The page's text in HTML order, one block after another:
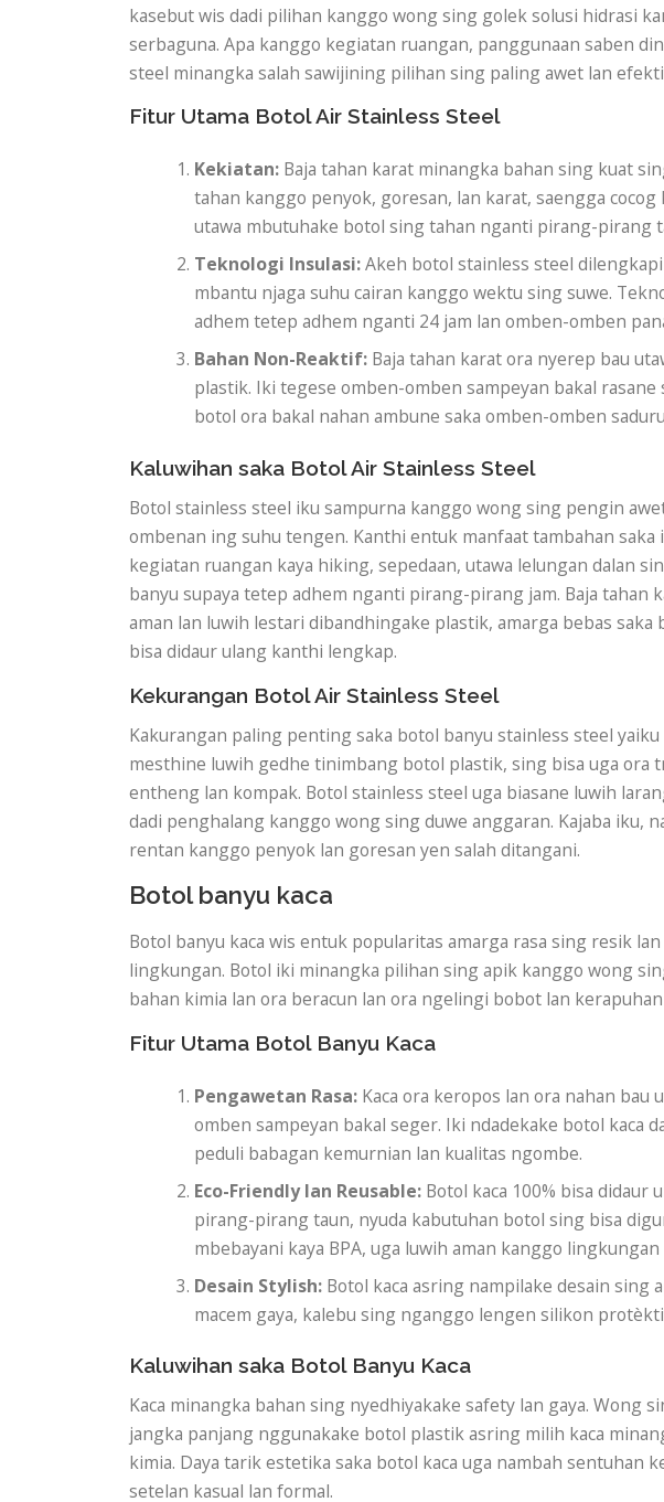
kasebut wis dadi pilihan kanggo wong sing golek solusi hidrasi
serbaguna. Apa kanggo kegiatan ruangan, panggunaan saben
steel minangka salah sawijining pilihan sing paling awet lan
Fitur Utama Botol Air Stainless Steel
Kekiatan: Baja tahan karat minangka bahan sing kuat
tahan kanggo penyok, goresan, lan karat, saengga
utawa mbutuhake botol sing tahan nganti pirang-pirang
Teknologi Insulasi:Akeh botol stainless steel
mbantu njaga suhu cairan kanggo wektu sing suwe.
adhem tetep adhem nganti 24 jam lan omben-omben
Bahan Non-Reaktif: Baja tahan karat ora nyerep bau
plastik. Iki tegese omben-omben sampeyan bakal
botol ora bakal nahan ambune saka omben-omben
Kaluwihan saka Botol Air Stainless Steel
Botol stainless steel iku sampurna kanggo wong sing pengin
ombenan ing suhu tengen. Kanthi entuk manfaat tambahan
kegiatan ruangan kaya hiking, sepedaan, utawa lelungan dalan
banyu supaya tetep adhem nganti pirang-pirang jam. Baja tahan
aman lan luwih lestari dibandhingake plastik, amarga bebas saka
bisa didaur ulang kanthi lengkap.
Kekurangan Botol Air Stainless Steel
Kakurangan paling penting saka botol banyu stainless steel
mesthine luwih gedhe tinimbang botol plastik, sing bisa uga
entheng lan kompak. Botol stainless steel uga biasane luwih
dadi penghalang kanggo wong sing duwe anggaran. Kajaba iku,
rentan kanggo penyok lan goresan yen salah ditangani.
Botol banyu kaca
Botol banyu kaca wis entuk popularitas amarga rasa sing resik
lingkungan. Botol iki minangka pilihan sing apik kanggo wong
bahan kimia lan ora beracun lan ora ngelingi bobot lan
Fitur Utama Botol Banyu Kaca
Pengawetan Rasa: Kaca ora keropos lan ora nahan bau
omben sampeyan bakal seger. Iki ndadekake botol kaca
peduli babagan kemurnian lan kualitas ngombe.
Eco-Friendly lan Reusable: Botol kaca 100% bisa didaur
pirang-pirang taun, nyuda kabutuhan botol sing bisa
mbebayani kaya BPA, uga luwih aman kanggo
Desain Stylish: Botol kaca asring nampilake desain sing
macem gaya, kalebu sing nganggo lengen silikon
Kaluwihan saka Botol Banyu Kaca
Kaca minangka bahan sing nyedhiyakake safety lan gaya. Wong
jangka panjang nggunakake botol plastik asring milih kaca
kimia. Daya tarik estetika saka botol kaca uga nambah sentuhan
setelan kasual lan formal.